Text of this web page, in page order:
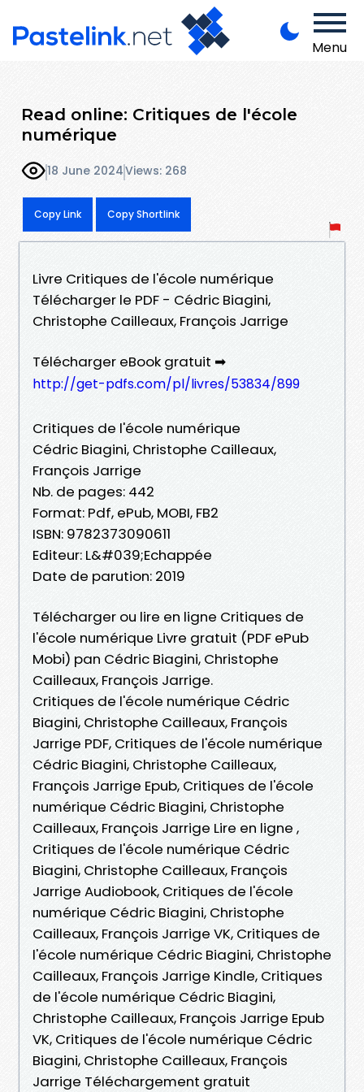
Menu
Read online: Critiques de l'école
numérique
18 June 2024Views: 268
Copy Link Copy Shortlink
Livre Critiques de l'école numérique
Télécharger le PDF - Cédric Biagini,
Christophe Cailleaux, François Jarrige
Télécharger eBook gratuit ➡
http://get-pdfs.com/pl/livres/53834/899
Critiques de l'école numérique
Cédric Biagini, Christophe Cailleaux,
François Jarrige
Nb. de pages: 442
Format: Pdf, ePub, MOBI, FB2
ISBN: 9782373090611
Editeur: L&#039;Echappée
Date de parution: 2019
Télécharger ou lire en ligne Critiques de
l'école numérique Livre gratuit (PDF ePub
Mobi) pan Cédric Biagini, Christophe
Cailleaux, François Jarrige.
Critiques de l'école numérique Cédric
Biagini, Christophe Cailleaux, François
Jarrige PDF, Critiques de l'école numérique
Cédric Biagini, Christophe Cailleaux,
François Jarrige Epub, Critiques de l'école
numérique Cédric Biagini, Christophe
Cailleaux, François Jarrige Lire en ligne ,
Critiques de l'école numérique Cédric
Biagini, Christophe Cailleaux, François
Jarrige Audiobook, Critiques de l'école
numérique Cédric Biagini, Christophe
Cailleaux, François Jarrige VK, Critiques de
l'école numérique Cédric Biagini, Christophe
Cailleaux, François Jarrige Kindle, Critiques
de l'école numérique Cédric Biagini,
Christophe Cailleaux, François Jarrige Epub
VK, Critiques de l'école numérique Cédric
Biagini, Christophe Cailleaux, François
Jarrige Téléchargement gratuit